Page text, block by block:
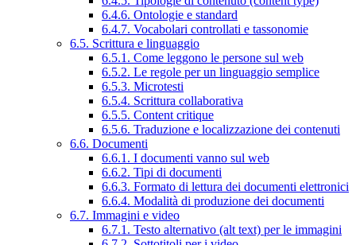
6.4.6. Ontologie e standard
6.4.7. Vocabolari controllati e tassonomie
6.5. Scrittura e linguaggio
6.5.1. Come leggono le persone sul web
6.5.2. Le regole per un linguaggio semplice
6.5.3. Microtesti
6.5.4. Scrittura collaborativa
6.5.5. Content critique
6.5.6. Traduzione e localizzazione dei contenuti
6.6. Documenti
6.6.1. I documenti vanno sul web
6.6.2. Tipi di documenti
6.6.3. Formato di lettura dei documenti elettronici
6.6.4. Modalità di produzione dei documenti
6.7. Immagini e video
6.7.1. Testo alternativo (alt text) per le immagini